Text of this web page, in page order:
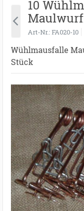
10
Art-Nr. FA020-10
Wühlmausfalle
Stück